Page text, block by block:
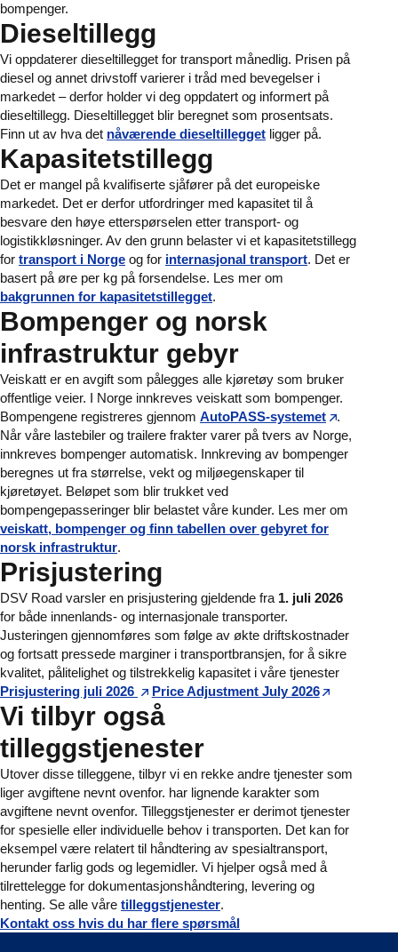
bompenger.
Dieseltillegg
Vi oppdaterer dieseltillegget for transport månedlig. Prisen på
diesel og annet drivstoff varierer i tråd med bevegelser i
markedet – derfor holder vi deg oppdatert og informert på
dieseltillegg. Dieseltillegget blir beregnet som prosentsats.
Finn ut av hva det nåværende dieseltillegget ligger på.
Kapasitetstillegg
Det er mangel på kvalifiserte sjåfører på det europeiske
markedet. Det er derfor utfordringer med kapasitet til å
besvare den høye etterspørselen etter transport- og
logistikkløsninger. Av den grunn belaster vi et kapasitetstillegg
for transport i Norge og for internasjonal transport. Det er
basert på øre per kg på forsendelse. Les mer om
bakgrunnen for kapasitetstillegget.
Bompenger og norsk
infrastruktur gebyr
Veiskatt er en avgift som pålegges alle kjøretøy som bruker
offentlige veier. I Norge innkreves veiskatt som bompenger.
Bompengene registreres gjennom AutoPASS-systemet
.
Når våre lastebiler og trailere frakter varer på tvers av Norge,
innkreves bompenger automatisk. Innkreving av bompenger
beregnes ut fra størrelse, vekt og miljøegenskaper til
kjøretøyet. Beløpet som blir trukket ved
bompengepasseringer blir belastet våre kunder. Les mer om
veiskatt, bompenger og finn tabellen over gebyret for
norsk infrastruktur.
Prisjustering
DSV Road varsler en prisjustering gjeldende fra 1. juli 2026
for både innenlands- og internasjonale transporter.
Justeringen gjennomføres som følge av økte driftskostnader
og fortsatt pressede marginer i transportbransjen, for å sikre
kvalitet, pålitelighet og tilstrekkelig kapasitet i våre tjenester
Prisjustering juli 2026
Price Adjustment July 2026
Vi tilbyr også
tilleggstjenester
Utover disse tilleggene, tilbyr vi en rekke andre tjenester som
liger avgiftene nevnt ovenfor. har lignende karakter som
avgiftene nevnt ovenfor. Tilleggstjenester er derimot tjenester
for spesielle eller individuelle behov i transporten. Det kan for
eksempel være relatert til håndtering av spesialtransport,
herunder farlig gods og legemidler. Vi hjelper også med å
tilrettelegge for dokumentasjonshåndtering, levering og
henting. Se alle våre tilleggstjenester.
Kontakt oss hvis du har flere spørsmål